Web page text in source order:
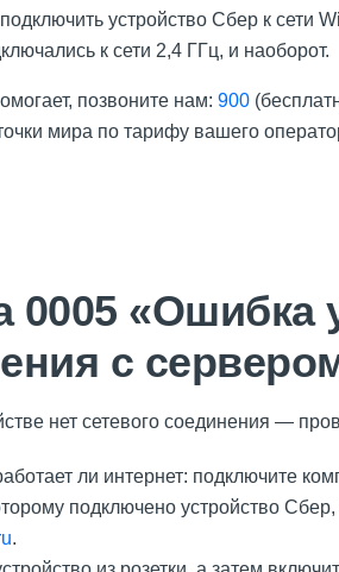
устройство Сбер к сети
к сети 2,4 ГГц, и наоборот.
позвоните нам: 900
мира по тарифу вашего
0005 «Ошибка
с
нет сетевого соединения —
ли интернет: подключите
подключено устройство
.